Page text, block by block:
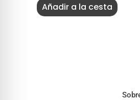
Añadir a la cesta